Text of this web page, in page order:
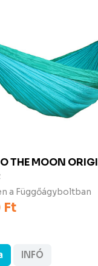
THE MOON
a Függőágyboltban
Ft
INFÓ